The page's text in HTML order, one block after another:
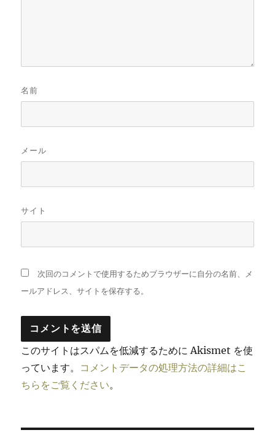
名前
メール
サイト
次回のコメントで使用するためブラウザーに自分の名前、メ
ールアドレス、サイトを保存する。
このサイトはスパムを低減するために Akismet を使
っています。 コメントデータの処理方法の詳細はこ
ちらをご覧ください。